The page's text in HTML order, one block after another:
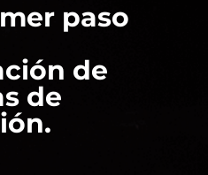
paso
de
de